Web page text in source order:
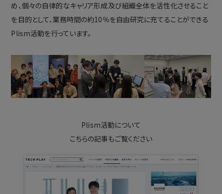
め、個々の自律的なキャリア形成及び組織全体を活性化させること
を目的として、業務時間の約10％を自由研究に充てることができる
Plism活動を行っています。
Plism活動について
こちらの記事もご覧ください